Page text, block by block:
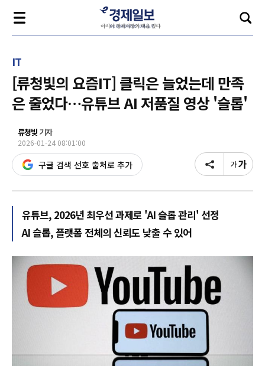
IT
[류청빛의 요즘IT] 클릭은 늘었는데 만족
은 줄었다…유튜브 AI 저품질 영상 '슬롭'
류청빛 기자
2026-01-24 08:01:00
구글 검색 선호 출처로 추가
유튜브, 2026년 최우선 과제로 'AI 슬롭 관리' 선정
AI 슬롭, 플랫폼 전체의 신뢰도 낮출 수 있어